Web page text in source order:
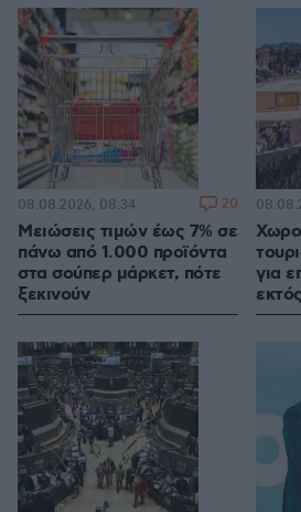
Μειώσεις τιμών έως 7% σε
πάνω από 1.000 προϊόντα
στα σούπερ μάρκετ, πότε
ξεκινούν
08.08.2026, 08:34 20
για